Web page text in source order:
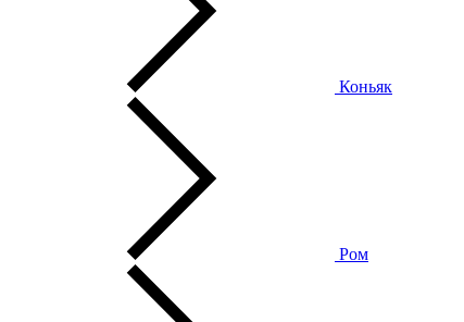
Коньяк
Ром